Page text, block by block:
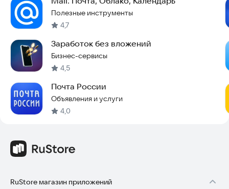
Полезные инструменты
4,7
Заработок без вложений
Бизнес-сервисы
4,5
Почта России
Объявления и услуги
4,0
RuStore магазин приложений